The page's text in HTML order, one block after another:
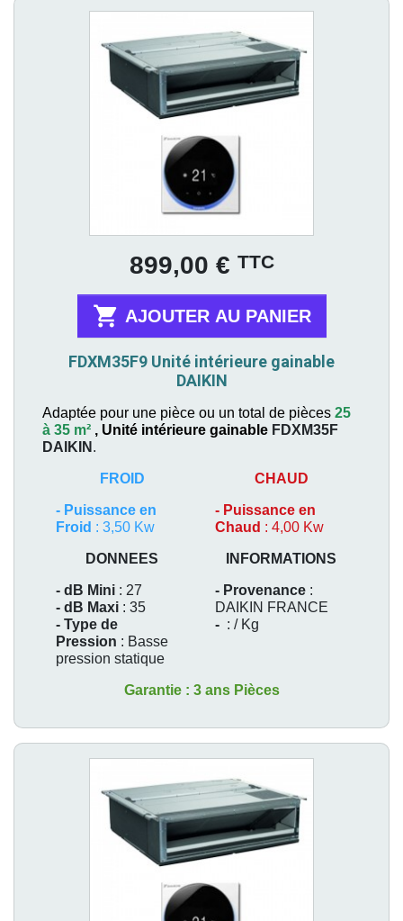
899,00 € TTC
 AJOUTER AU PANIER
FDXM35F9 Unité intérieure gainable
DAIKIN
Adaptée pour une pièce ou un total de pièces 25
à 35 m² , Unité intérieure gainable FDXM35F
DAIKIN .
FROID
- Puissance en
Froid : 3,50 Kw
CHAUD
- Puissance en
Chaud : 4,00 Kw
DONNEES
- dB Mini : 27
- dB Maxi : 35
- Type de
Pression : Basse
pression statique
INFORMATIONS
- Provenance :
DAIKIN FRANCE
- : / Kg
Garantie : 3 ans Pièces